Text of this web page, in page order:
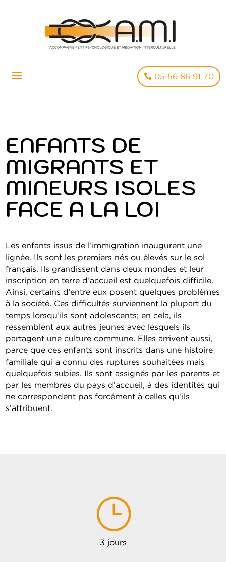
05 56 86 91 70
ENFANTS DE
MIGRANTS ET
MINEURS ISOLES
FACE A LA LOI
Les enfants issus de l’immigration inaugurent une
lignée. Ils sont les premiers nés ou élevés sur le sol
français. Ils grandissent dans deux mondes et leur
inscription en terre d’accueil est quelquefois difficile.
Ainsi, certains d’entre eux posent quelques problèmes
à la société. Ces difficultés surviennent la plupart du
temps lorsqu’ils sont adolescents; en cela, ils
ressemblent aux autres jeunes avec lesquels ils
partagent une culture commune. Elles arrivent aussi,
parce que ces enfants sont inscrits dans une histoire
familiale qui a connu des ruptures souhaitées mais
quelquefois subies. Ils sont assignés par les parents et
par les membres du pays d’accueil, à des identités qui
ne correspondent pas forcément à celles qu’ils
s’attribuent.
}
3 jours